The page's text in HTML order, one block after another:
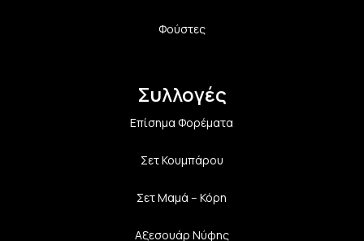
Φούστες
Συλλογές
Επίσημα Φορέματα
Σετ Κουμπάρου
Σετ Μαμά – Κόρη
Αξεσουάρ Νύφης